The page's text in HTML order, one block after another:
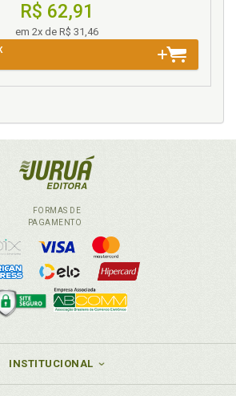
R$ 62,91
em 2x de R$ 31,46
FORMAS DE
PAGAMENTO
INSTITUCIONAL